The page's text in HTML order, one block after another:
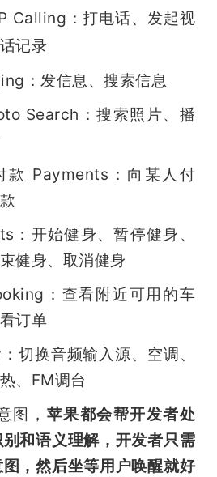
Calling：打电话、发起视
记录
：发信息、搜索信息
Search：搜索照片、播
款 Payments：向某人付
：开始健身、暂停健身、
健身、取消健身
：查看附近可用的车
订单
切换音频输入源、空调、
、FM调台
图， 苹果都会帮开发者处
和语义理解，开发者只需
，然后坐等用户唤醒就好